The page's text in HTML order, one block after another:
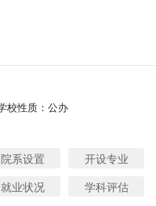
校性质：公办
院系设置
开设专业
就业状况
学科评估